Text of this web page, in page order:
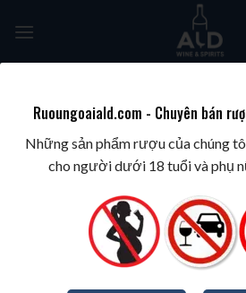
TRANG CHỦ BEST-SELLING /
Ruoungoaiald.com - Chuyên bán
Những sản phẩm rượu của chúng
cho người dưới 18 tuổi và phụ